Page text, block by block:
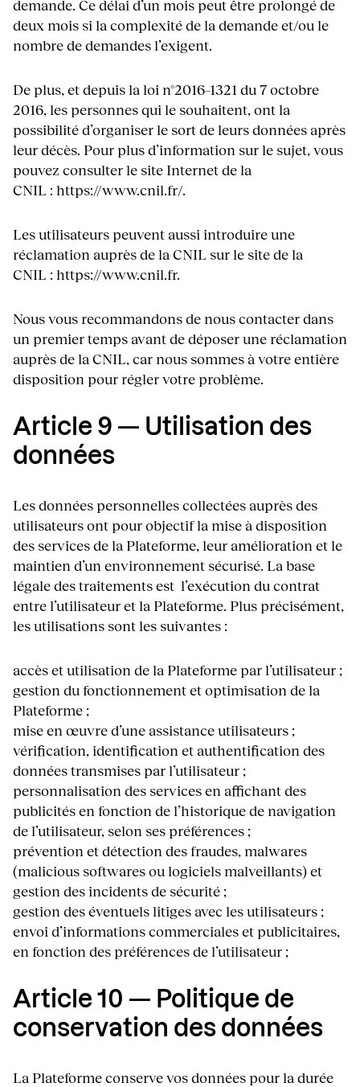
demande. Ce délai d’un mois peut être prolongé de
deux mois si la complexité de la demande et/ou le
nombre de demandes l’exigent.
De plus, et depuis la loi n°2016–1321 du 7 octobre
2016, les personnes qui le souhaitent, ont la
possibilité d’organiser le sort de leurs données après
leur décès. Pour plus d’information sur le sujet, vous
pouvez consulter le site Internet de la
CNIL : https://www.cnil.fr/.
Les utilisateurs peuvent aussi introduire une
réclamation auprès de la CNIL sur le site de la
CNIL : https://www.cnil.fr.
Nous vous recommandons de nous contacter dans
un premier temps avant de déposer une réclamation
auprès de la CNIL, car nous sommes à votre entière
disposition pour régler votre problème.
Article 9 — Utilisation des
données
Les données personnelles collectées auprès des
utilisateurs ont pour objectif la mise à disposition
des services de la Plateforme, leur amélioration et le
maintien d’un environnement sécurisé. La base
légale des traitements est l’exécution du contrat
entre l’utilisateur et la Plateforme. Plus précisément,
les utilisations sont les suivantes :
accès et utilisation de la Plateforme par l’utilisateur ;
gestion du fonctionnement et optimisation de la
Plateforme ;
mise en œuvre d’une assistance utilisateurs ;
vérification, identification et authentification des
données transmises par l’utilisateur ;
personnalisation des services en affichant des
publicités en fonction de l’historique de navigation
de l’utilisateur, selon ses préférences ;
prévention et détection des fraudes, malwares
(malicious softwares ou logiciels malveillants) et
gestion des incidents de sécurité ;
gestion des éventuels litiges avec les utilisateurs ;
envoi d’informations commerciales et publicitaires,
en fonction des préférences de l’utilisateur ;
Article 10 — Politique de
conservation des données
La Plateforme conserve vos données pour la durée